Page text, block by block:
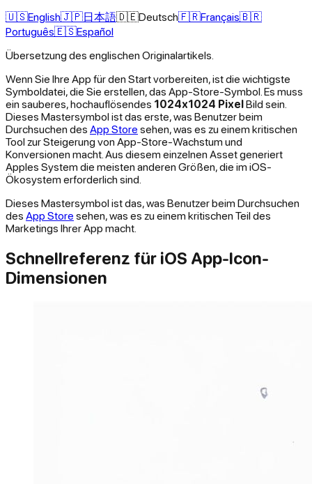
🇺🇸English🇯🇵日本語🇩🇪Deutsch🇫🇷Français🇧🇷
Português🇪🇸Español
Übersetzung des englischen Originalartikels.
Wenn Sie Ihre App für den Start vorbereiten, ist die wichtigste
Symboldatei, die Sie erstellen, das App-Store-Symbol. Es muss
ein sauberes, hochauflösendes 1024x1024 PixelBild sein.
Dieses Mastersymbol ist das erste, was Benutzer beim
Durchsuchen des App Store sehen, was es zu einem kritischen
Tool zur Steigerung von App-Store-Wachstum und
Konversionen macht. Aus diesem einzelnen Asset generiert
Apples System die meisten anderen Größen, die im iOS-
Ökosystem erforderlich sind.
Dieses Mastersymbol ist das, was Benutzer beim Durchsuchen
des App Store sehen, was es zu einem kritischen Teil des
Marketings Ihrer App macht.
Schnellreferenz für iOS App-Icon-
Dimensionen